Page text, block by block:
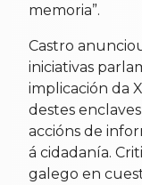
memoria”.
Castro
iniciativas
implicación da
destes
accións de
á cidadanía.
galego en